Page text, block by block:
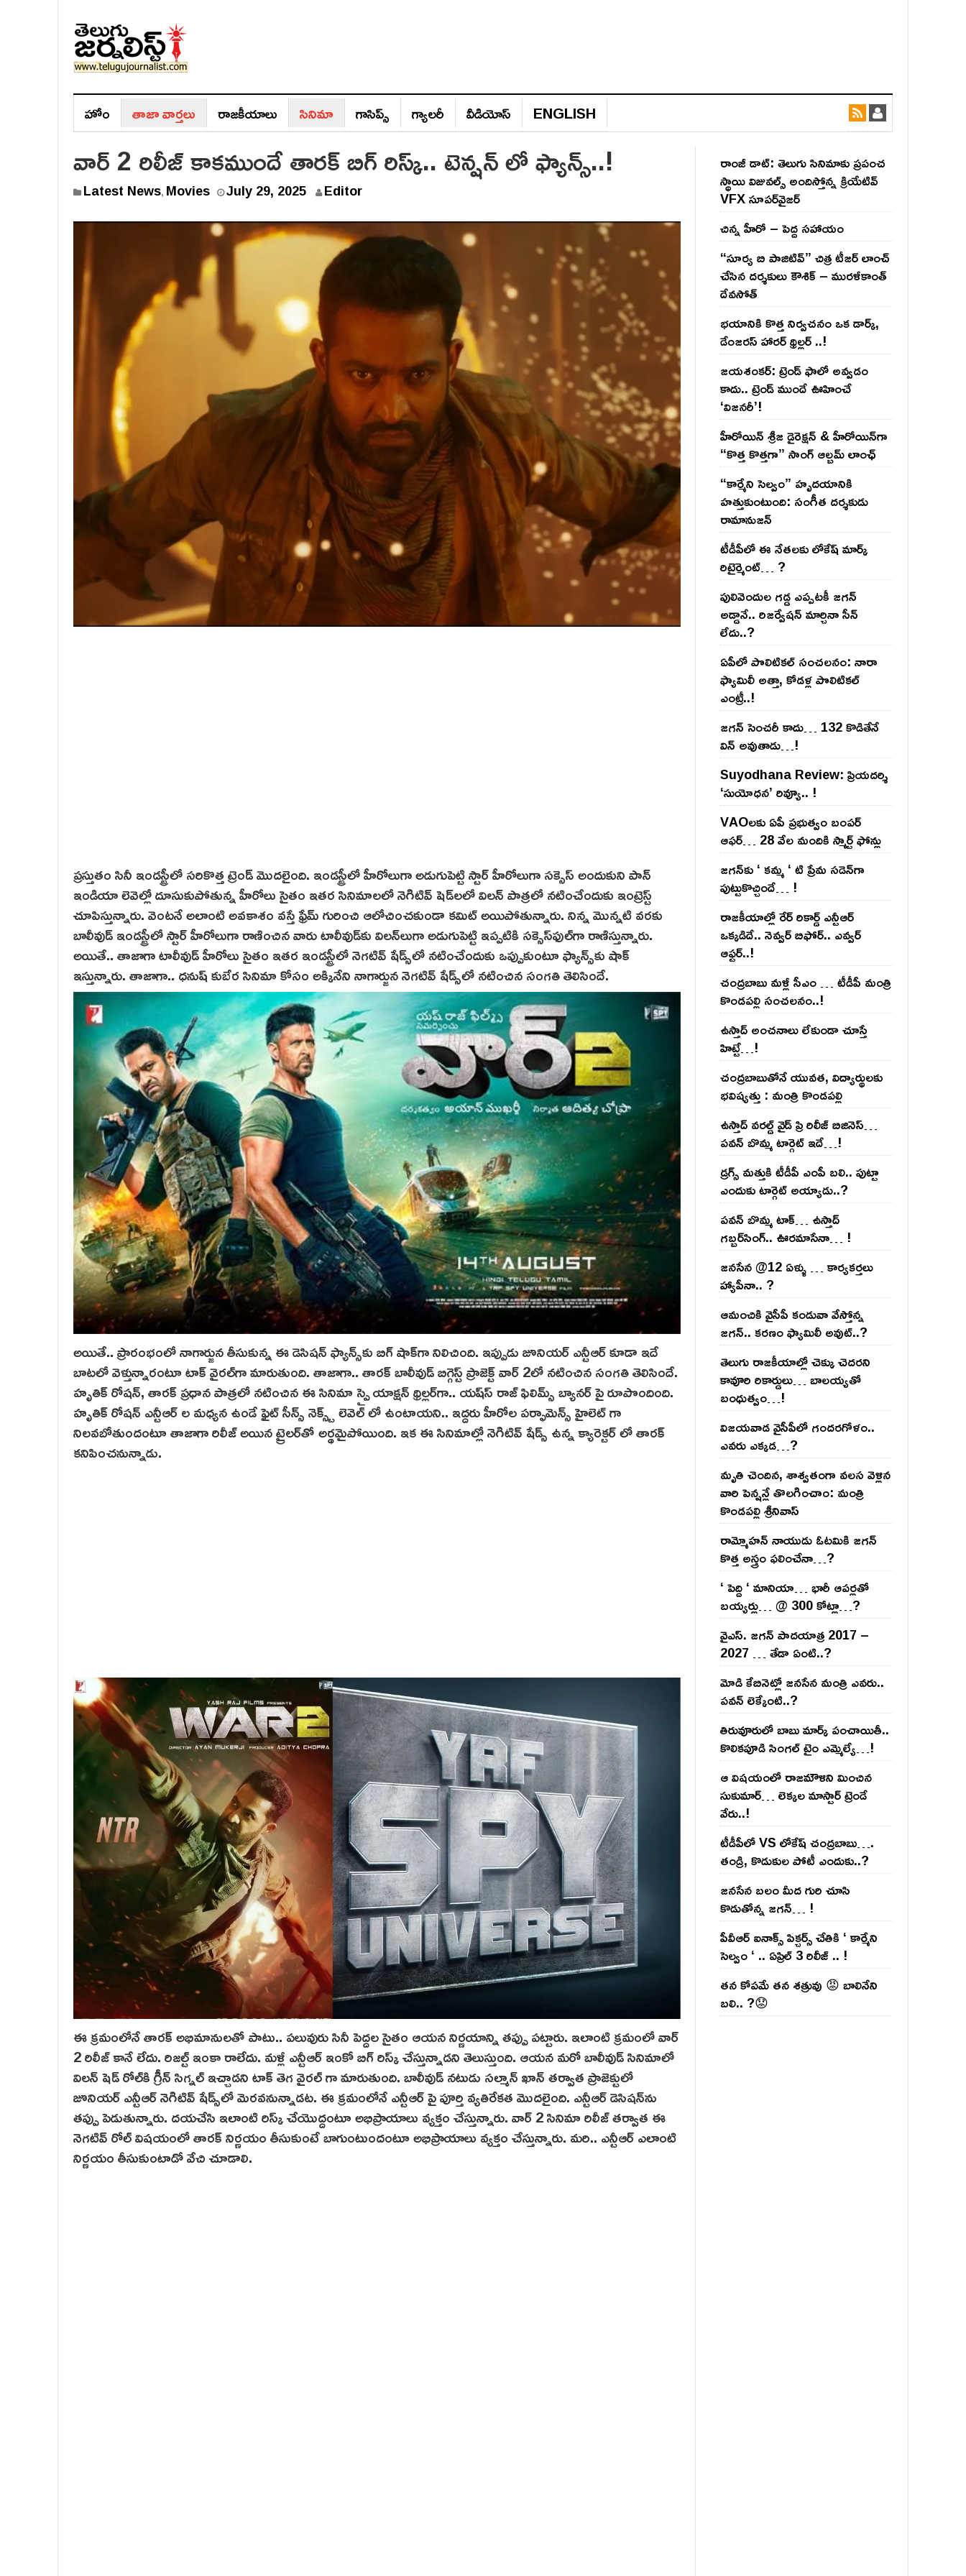
హోం తాజా వార్తలు రాజ‌కీయాలు సినిమా గాసిప్స్‌ గ్యాల‌రీ వీడియోస్‌ ENGLISH
వార్ 2 రిలీజ్ కాకముందే తారక్ బిగ్ రిస్క్.. టెన్షన్ లో ఫ్యాన్స్..!
Latest News, Movies July 29, 2025 Editor
ప్రస్తుతం సినీ ఇండస్ట్రీలో సరికొత్త ట్రెండ్‌ మొదలైంది. ఇండస్ట్రీలో హీరోలుగా అడుగుపెట్టి స్టార్ హీరోలుగా సక్సెస్ అందుకుని పాన్
ఇండియా లెవెల్లో దూసుకుపోతున్న హీరోలు సైతం ఇతర సినిమాలలో నెగిటివ్ షెడ్‌ల‌లో విలన్‌ పాత్రలో నటించేందుకు ఇంట్రెస్ట్
చూపిస్తున్నారు. వెంటనే అలాంటి అవకాశం వస్తే ఫ్రేమ్ గురించి ఆలోచించకుండా కమిట్ అయిపోతున్నారు. నిన్న మొన్నటి వరకు
బాలీవుడ్ ఇండస్ట్రీలో స్టార్ హీరోలుగా రాణించిన వారు టాలీవుడ్‌కు విలన్‌లుగా అడుగుపెట్టి ఇప్పటికి సక్సెస్‌ఫుల్‌గా రాణిస్తున్నారు.
అయితే.. తాజాగా టాలీవుడ్ హీరోలు సైతం ఇతర ఇండస్ట్రీలో నెగటివ్ షేడ్స్‌లో నటించేందుకు ఒప్పుకుంటూ ఫ్యాన్స్‌కు షాక్
ఇస్తున్నారు. తాజాగా.. ధనుష్ కుబేర సినిమా కోసం అక్కినేని నాగార్జున నెగటివ్ షేడ్స్‌లో నటించిన సంగతి తెలిసిందే.
అయితే.. ప్రారంభంలో నాగార్జున తీసుకున్న ఈ డెసిషన్ ఫ్యాన్స్‌కు బిగ్ షాక్‌గా నిలిచింది. ఇప్పుడు జూనియర్ ఎన్టీఆర్ కూడా ఇదే
బాటలో వెళ్తున్నారంటూ టాక్ వైరల్‌గా మారుతుంది. తాజాగా.. తారక్ బాలీవుడ్ బిగ్గెస్ట్ ప్రాజెక్ట్ వార్ 2లో నటించిన సంగతి తెలిసిందే.
హృతిక్ రోషన్, తారక్‌ ప్రధాన పాత్రలో నటించిన ఈ సినిమా స్పై యాక్షన్ థ్రిల్లర్‌గా.. య‌ష్‌స్ రాజ్ ఫిలిమ్స్ బ్యానర్ పై రూపొందింది.
హృతిక్ రోషన్ ఎన్టీఆర్ ల మధ్యన ఉండే ఫైట్ సీన్స్ నెక్స్ట్ లెవెల్ లో ఉంటాయని.. ఇద్దరు హీరోల పర్ఫామెన్స్‌ హైలెట్ గా
నిలవబోతుందంటూ తాజాగా రిలీజ్ అయిన ట్రైలర్‌తో అర్థమైపోయింది. ఇక ఈ సినిమాల్లో నెగిటివ్ షేడ్స్‌ ఉన్న క్యారెక్టర్ లో తారక్
కనిపించనున్నాడు.
ఈ క్రమంలోనే తారక్‌ అభిమానులతో పాటు.. పలువురు సినీ పెద్దల సైతం ఆయన నిర్ణయాన్ని తప్పు పట్టారు. ఇలాంటి క్రమంలో వార్
2 రిలీజ్ కానే లేదు. రిజల్ట్ ఇంకా రాలేదు. మళ్లీ ఎన్టీఆర్ ఇంకో బిగ్ రిస్క్ చేస్తున్నాడని తెలుస్తుంది. ఆయన మరో బాలీవుడ్ సినిమాలో
విలన్ షెడ్ రోల్‌కి గ్రీన్ సిగ్నల్ ఇచ్చాడని టాక్ తెగ వైరల్ గా మారుతుంది. బాలీవుడ్ నటుడు సల్మాన్ ఖాన్ తర్వాత ప్రాజెక్టులో
జూనియర్ ఎన్టీఆర్ నెగిటివ్ షేడ్స్‌లో మెర‌వ‌నున్నాడట. ఈ క్రమంలోనే ఎన్టీఆర్ పై పూర్తి వ్యతిరేకత మొదలైంది. ఎన్టీఆర్ డెసిషన్‌ను
తప్పు పెడుతున్నారు. దయచేసి ఇలాంటి రిస్క్ చేయొద్దంటూ అభిప్రాయాలు వ్యక్తం చేస్తున్నారు. వార్ 2 సినిమా రిలీజ్ తర్వాత ఈ
నెగటివ్ రోల్‌ విషయంలో తారక్ నిర్ణయం తీసుకుంటే బాగుంటుందంటూ అభిప్రాయాలు వ్యక్తం చేస్తున్నారు. మరి.. ఎన్టీఆర్ ఎలాంటి
నిర్ణయం తీసుకుంటాడో వేచి చూడాలి.
రాంజీ డాట్: తెలుగు సినిమాకు ప్రపంచ
స్థాయి విజువల్స్ అందిస్తోన్న క్రియేటివ్
VFX సూపర్‌వైజర్
చిన్న హీరో – పెద్ద సహాయం
“సూర్య బి పాజిటివ్” చిత్ర టీజర్ లాంచ్
చేసిన‌ దర్శకులు కౌశిక్ – మురళీకాంత్
దేవసోత్
భయానికి కొత్త నిర్వచనం ఒక డార్క్,
డేంజరస్ హారర్ థ్రిల్లర్ ..!
జయశంకర్: ట్రెండ్‌ ఫాలో అవ్వడం
కాదు.. ట్రెండ్‌ ముందే ఊహించే
‘విజనరీ’!
హీరోయిన్ శ్రీజ డైరెక్ష‌న్ & హీరోయిన్‌గా
“కొత్త కొత్తగా” సాంగ్ ఆల్బమ్ లాంఛ్
“కార్మేని సెల్వం” హృదయానికి
హత్తుకుంటుంది: సంగీత దర్శకుడు
రామానుజన్
టీడీపీలో ఈ నేత‌ల‌కు లోకేష్ మార్క్
రిటైర్మెంట్‌… ?
పులివెందుల గ‌డ్డ ఎప్ప‌ట‌కీ జ‌గ‌న్
అడ్డానే.. రిజ‌ర్వేష‌న్ మార్చినా సీన్
లేదు..?
ఏపీలో పొలిటిక‌ల్ సంచ‌ల‌నం: నారా
ఫ్యామిలీ అత్తా, కోడ‌ళ్ల పొలిటికల్
ఎంట్రీ..!
జ‌గ‌న్ సెంచ‌రీ కాదు… 132 కొడితేనే
విన్ అవుతాడు…!
Suyodhana Review: ప్రియదర్శి
‘సుయోధన’ రివ్యూ.. !
VAOల‌కు ఏపీ ప్ర‌భుత్వం బంప‌ర్
ఆఫ‌ర్‌… 28 వేల మందికి స్మార్ట్ ఫోన్లు
జ‌గ‌న్‌కు ‘ క‌మ్మ ‘ టి ప్రేమ స‌డెన్‌గా
పుట్టుకొచ్చిందే… !
రాజ‌కీయాల్లో రేర్ రికార్డ్ ఎన్టీఆర్
ఒక్క‌డిదే.. నెవ్వ‌ర్ బిఫోర్‌.. ఎవ్వ‌ర్
ఆఫ్ట‌ర్‌..!
చంద్ర‌బాబు మ‌ళ్లీ సీఎం … టీడీపీ మంత్రి
కొండ‌ప‌ల్లి సంచ‌ల‌నం..!
ఉస్తాద్ అంచ‌నాలు లేకుండా చూస్తే
హిట్టే…!
చంద్ర‌బాబుతోనే యువ‌త‌, విద్యార్థుల‌కు
భ‌విష్య‌త్తు : మంత్రి కొండ‌ప‌ల్లి
ఉస్తాద్ వ‌ర‌ల్డ్ వైడ్ ప్రి రిలీజ్ బిజినెస్‌…
ప‌వ‌న్ బొమ్మ టార్గెట్ ఇదే…!
డ్రగ్స్ మత్తుకి టీడీపీ ఎంపీ బలి.. పుట్టా
ఎందుకు టార్గెట్ అయ్యాడు..?
ప‌వ‌న్ బొమ్మ టాక్‌… ఉస్తాద్
గ‌బ్బ‌ర్‌సింగ్‌.. ఊర‌మాసేనా… !
జనసేన @12 ఏళ్ళు … కార్యకర్తలు
హ్యాపీనా.. ?
ఆమంచికి వైసీపీ కండువా వేస్తోన్న
జ‌గ‌న్‌.. క‌ర‌ణం ఫ్యామిలీ అవుట్‌..?
తెలుగు రాజ‌కీయాల్లో చెక్కు చెద‌ర‌ని
కావూరి రికార్డులు… బాల‌య్యతో
బంధుత్వం…!
విజ‌య‌వాడ వైసీపీలో గంద‌ర‌గోళం..
ఎవ‌రు ఎక్క‌డ‌…?
మృతి చెందిన, శాశ్వతంగా వలస వెళ్లిన
వారి పెన్ష‌న్లే తొల‌గించాం: మంత్రి
కొండపల్లి శ్రీనివాస్
రామ్మోహ‌న్ నాయుడు ఓట‌మికి జ‌గ‌న్
కొత్త అస్త్రం ఫ‌లించేనా…?
‘ పెద్ది ‘ మానియా… భారీ ఆప‌ర్ల‌తో
బ‌య్య‌ర్లు… @ 300 కోట్లా…?
వైఎస్‌. జ‌గ‌న్ పాద‌యాత్ర 2017 –
2027 … తేడా ఏంటి..?
మోడి కేబినెట్లో జ‌నసేన మంత్రి ఎవ‌రు..
ప‌వ‌న్ లెక్కేంటి..?
తిరువూరులో బాబు మార్క్ పంచాయితీ..
కొలిక‌పూడి సింగ‌ల్ టైం ఎమ్మెల్యే…!
ఆ విష‌యంలో రాజ‌మౌళిని మించిన
సుకుమార్‌… లెక్క‌ల మాస్టార్ ట్రెండే
వేరు..!
టీడీపీలో VS లోకేష్ చంద్ర‌బాబు….
తండ్రి, కొడుకుల పోటీ ఎందుకు..?
జ‌న‌సేన బ‌లం మీద గురి చూసి
కొడుతోన్న జ‌గ‌న్‌… !
పీవీఆర్ ఐనాక్స్ పిక్చర్స్ చేతికి ‘ కార్మేని
సెల్వం ‘ .. ఏప్రిల్ 3 రిలీజ్ .. !
తన కోపమే తన శత్రువు 😡 బాలినేని
బలి.. ?😟